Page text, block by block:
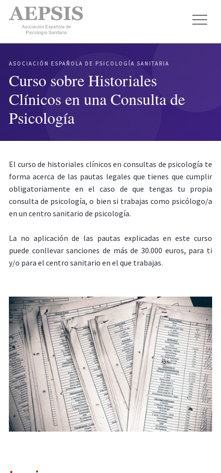
ASOCIACIÓN ESPAÑOLA DE PSICOLOGÍA SANITARIA
Curso sobre Historiales
Clínicos en una Consulta de
Psicología
El curso de historiales clínicos en consultas de psicología te
forma acerca de las pautas legales que tienes que cumplir
obligatoriamente en el caso de que tengas tu propia
consulta de psicología, o bien si trabajas como psicólogo/a
en un centro sanitario de psicología.
La no aplicación de las pautas explicadas en este curso
puede conllevar sanciones de más de 30.000 euros, para ti
y/o para el centro sanitario en el que trabajas.